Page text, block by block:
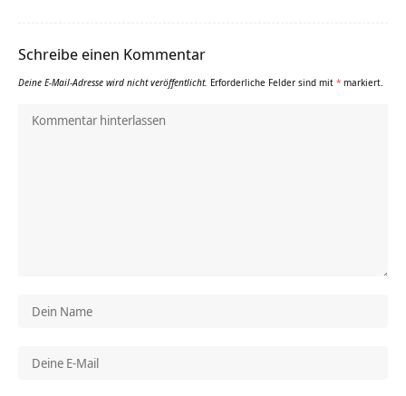
Schreibe einen Kommentar
Deine E-Mail-Adresse wird nicht veröffentlicht. Erforderliche Felder sind mit * markiert.